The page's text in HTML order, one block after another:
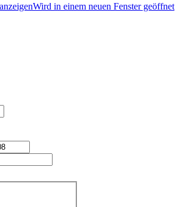
Wird in einem neuen Fenster geöffnet